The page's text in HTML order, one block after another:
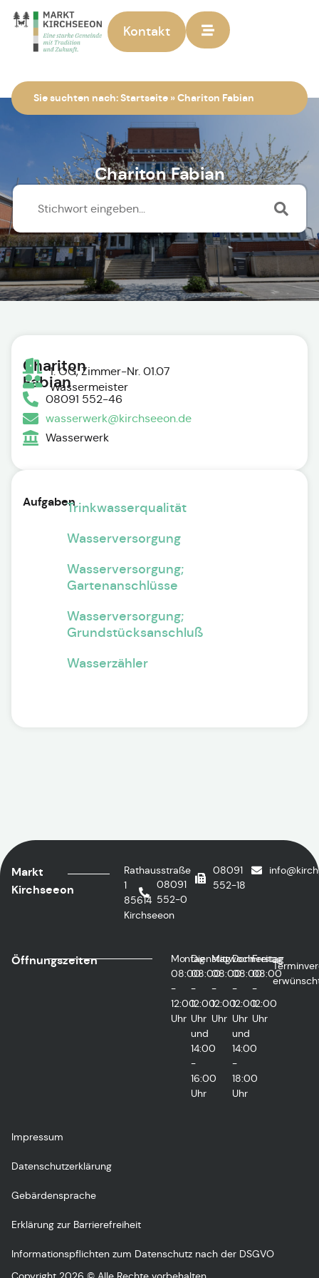
Kontakt
Sie suchten nach:Startseite »Chariton Fabian
Chariton Fabian
Chariton
Fabian
1. OG, Zimmer-Nr. 01.07
Wassermeister
08091 552-46
wasserwerk@kirchseeon.de
Wasserwerk
AufgabenTrinkwasserqualität
Wasserversorgung
Wasserversorgung;
Gartenanschlüsse
Wasserversorgung;
Grundstücksanschluß
Wasserzähler
Markt
Kirchseeon
Rathausstraße
1
85614
Kirchseeon
08091
552-0
08091
552-18
Öffnungszeiten
Montag
08:00
-
12:00
Uhr
Dienstag
08:00
-
12:00
Uhr
und
14:00
-
16:00
Uhr
Mittwoch
08:00
-
12:00
Uhr
Donnerstag
08:00
-
12:00
Uhr
und
14:00
-
18:00
Uhr
Freitag
08:00
-
12:00
Uhr
Impressum
Datenschutzerklärung
Gebärdensprache
Erklärung zur Barrierefreiheit
Informationspflichten zum Datenschutz nach der DSGVO